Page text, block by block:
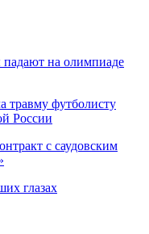
на олимпиаде
травму футболисту
России
с саудовским
глазах